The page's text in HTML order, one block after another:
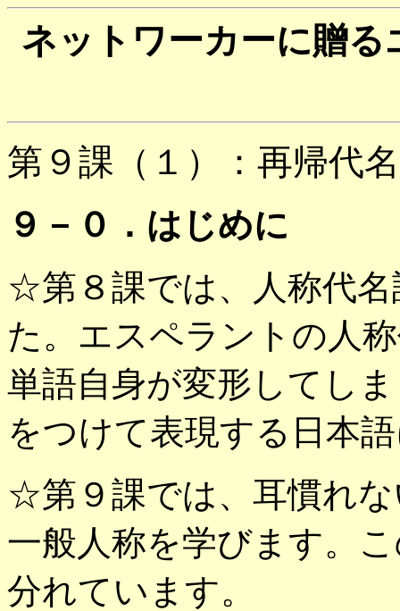
ネットワーカーに贈
第９課（１）：再帰代
９－０．はじめに
☆第８課では、人称代
た。エスペラントの人
単語自身が変形してし
をつけて表現する日本
☆第９課では、耳慣れ
一般人称を学びます。
分れています。